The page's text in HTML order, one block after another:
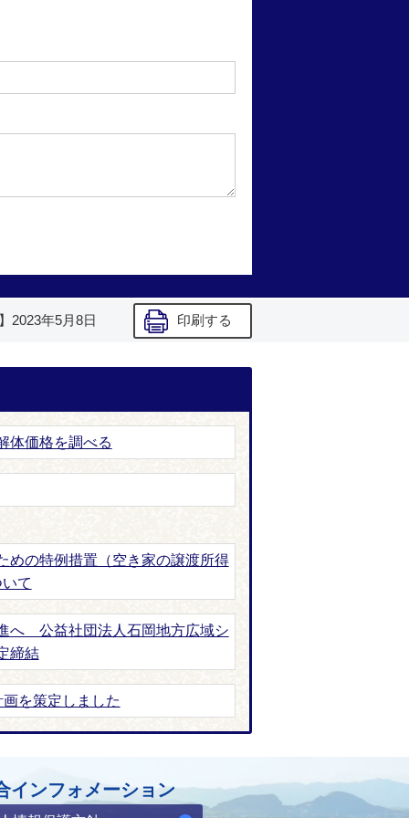
2023年5月8日 印刷する
体価格を調べる
めの特例措置（空き家の譲渡所得
て
へ 公益社団法人石岡地方広域シ
締結
を策定しました
インフォメーション